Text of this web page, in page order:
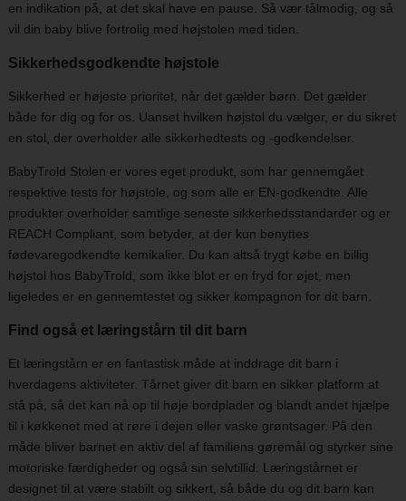
en indikation på, at det skal have en pause. Så vær tålmodig, og så
vil din baby blive fortrolig med højstolen med tiden.
Sikkerhedsgodkendte højstole
Sikkerhed er højeste prioritet, når det gælder børn. Det gælder
både for dig og for os. Uanset hvilken højstol du vælger, er du sikret
en stol, der overholder alle sikkerhedtests og -godkendelser.
BabyTrold Stolen er vores eget produkt, som har gennemgået
respektive tests for højstole, og som alle er EN-godkendte. Alle
produkter overholder samtlige seneste sikkerhedsstandarder og er
REACH Compliant, som betyder, at der kun benyttes
fødevaregodkendte kemikalier. Du kan altså trygt købe en billig
højstol hos BabyTrold, som ikke blot er en fryd for øjet, men
ligeledes er en gennemtestet og sikker kompagnon for dit barn.
Find også et læringstårn til dit barn
Et læringstårn er en fantastisk måde at inddrage dit barn i
hverdagens aktiviteter. Tårnet giver dit barn en sikker platform at
stå på, så det kan nå op til høje bordplader og blandt andet hjælpe
til i køkkenet med at røre i dejen eller vaske grøntsager. På den
måde bliver barnet en aktiv del af familiens gøremål og styrker sine
motoriske færdigheder og også sin selvtillid. Læringstårnet er
designet til at være stabilt og sikkert, så både du og dit barn kan